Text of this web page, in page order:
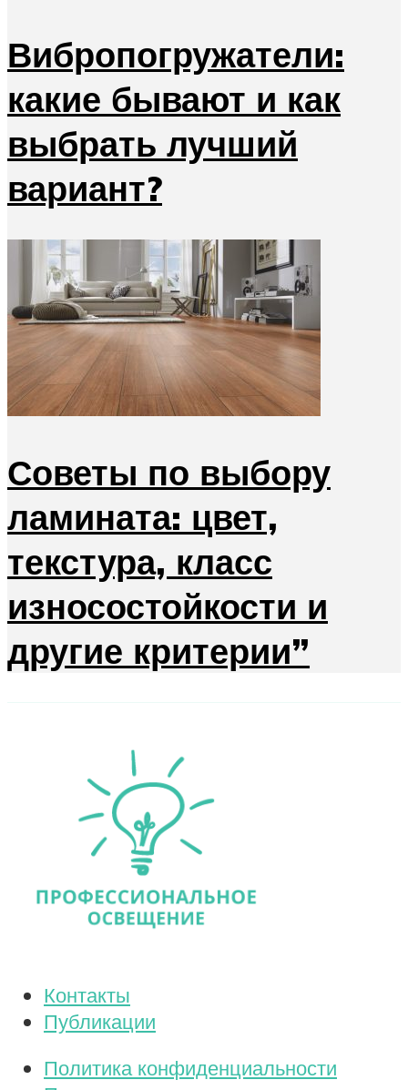
Вибропогружатели:
какие бывают и как
выбрать лучший
вариант?
Советы по выбору
ламината: цвет,
текстура, класс
износостойкости и
другие критерии”
Контакты
Публикации
Политика конфиденциальности